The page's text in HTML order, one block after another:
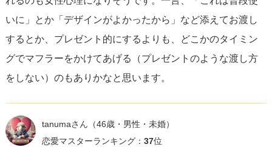
らば、LAKOLEのマフラーは「あり」でしょう。プレゼン
ト選びで大切なのは、価格やブランド名ではなく、 そのプ
レゼントが二人の関係を象徴するかどうか、愛情を形にす
るかどうかです。あなたの温かい心遣いが、きっと彼女の
心に響くはずです。
いに」とか「デザインがよかったから」など添えてお渡し
するとか、プレゼント的にするよりも、どこかのタイミン
グでマフラーをかけてあげる（プレゼントのような渡し方
をしない）のもありかなと思います。
tanumaさん （46歳・男性・未婚）
恋愛マスターランキング： 37位